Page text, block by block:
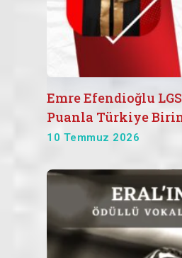
Emre Efendioğlu
Puanla Türkiye
10 Temmuz 2026